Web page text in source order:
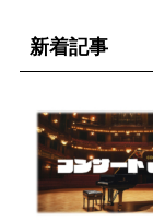
新着記事